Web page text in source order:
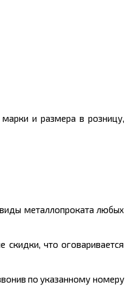
и размера в розницу,
металлопроката любых
что оговаривается
по указанному номеру